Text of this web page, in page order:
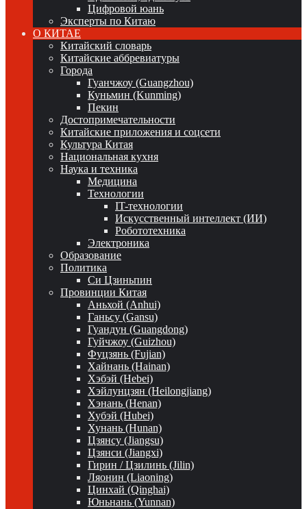
Цифровой юань
Эксперты по Китаю
О КИТАЕ
Китайский словарь
Китайские аббревиатуры
Города
Гуанчжоу (Guangzhou)
Куньмин (Kunming)
Пекин
Достопримечательности
Китайские приложения и соцсети
Культура Китая
Национальная кухня
Наука и техника
Медицина
Технологии
IT-технологии
Искусственный интеллект (ИИ)
Робототехника
Электроника
Образование
Политика
Си Цзиньпин
Провинции Китая
Аньхой (Anhui)
Ганьсу (Gansu)
Гуандун (Guangdong)
Гуйчжоу (Guizhou)
Фуцзянь (Fujian)
Хайнань (Hainan)
Хэбэй (Hebei)
Хэйлунцзян (Heilongjiang)
Хэнань (Henan)
Хубэй (Hubei)
Хунань (Hunan)
Цзянсу (Jiangsu)
Цзянси (Jiangxi)
Гирин / Цзилинь (Jilin)
Ляонин (Liaoning)
Цинхай (Qinghai)
Юньнань (Yunnan)